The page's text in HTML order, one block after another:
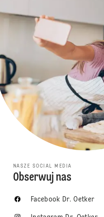
NASZE SOCIAL MEDIA
Obserwuj nas
Facebook Dr. Oetker